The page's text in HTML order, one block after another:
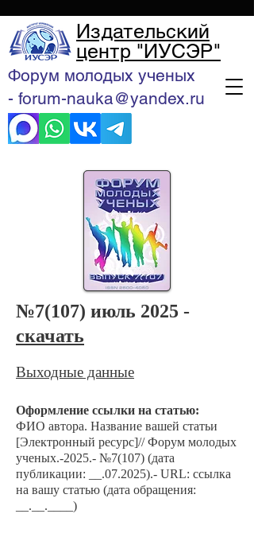
Издательский
центр "ИУСЭР"
Форум молодых ученых
- forum-nauka@yandex.ru
№7(107) июль 2025 -
скачать
Выходные данные
Оформление ссылки на статью:
ФИО автора. Название вашей статьи
[Электронный ресурс]// Форум молодых
ученых.-2025.- №7(107) (дата
публикации: __.07.2025).- URL: ссылка
на вашу статью (дата обращения:
__.__.____)